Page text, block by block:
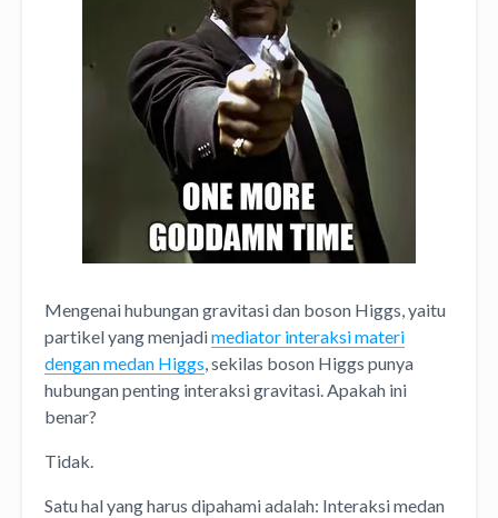
Mengenai hubungan gravitasi dan boson Higgs, yaitu
partikel yang menjadimediator interaksi materi
dengan medan Higgs, sekilas boson Higgs punya
hubungan penting interaksi gravitasi. Apakah ini
benar?
Tidak.
Satu hal yang harus dipahami adalah: Interaksi medan